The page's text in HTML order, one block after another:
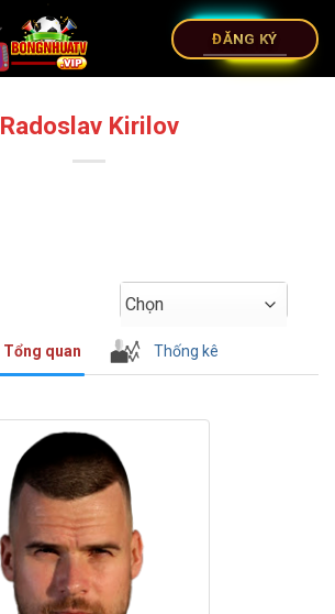
ĐĂNG KÝ
Radoslav Kirilov
Chọn
Tổng quan Thống kê